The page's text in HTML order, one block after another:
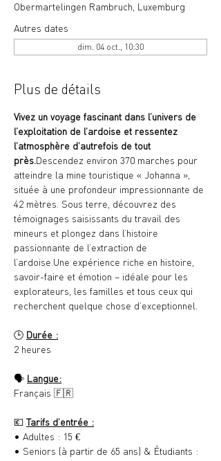
Obermartelingen Rambruch, Luxemburg
Autres dates
dim. 04 oct., 10:30
Plus de détails
Vivez un voyage fascinant dans l’univers de
l’exploitation de l’ardoise et ressentez
l’atmosphère d’autrefois de tout
près.Descendez environ 370 marches pour
atteindre la mine touristique « Johanna »,
située à une profondeur impressionnante de
42 mètres. Sous terre, découvrez des
témoignages saisissants du travail des
mineurs et plongez dans l’histoire
passionnante de l’extraction de
l’ardoise.Une expérience riche en histoire,
savoir-faire et émotion – idéale pour les
explorateurs, les familles et tous ceux qui
recherchent quelque chose d’exceptionnel.
🕒 Durée :
2 heures
🗣️ Langue:
Français 🇫🇷
💶 Tarifs d’entrée :
• Adultes : 15 €
• Seniors (à partir de 65 ans) & Étudiants :